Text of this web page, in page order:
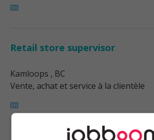
Retail store supervisor
Kamloops , BC
Vente, achat et service à la clientèle